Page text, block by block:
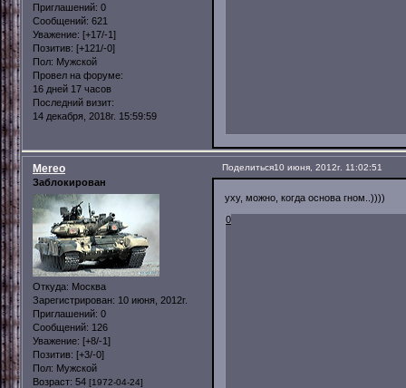
Приглашений: 0
Сообщений: 621
Уважение: [+17/-1]
Позитив: [+121/-0]
Пол: Мужской
Провел на форуме:
16 дней 17 часов
Последний визит:
14 декабря, 2018г. 15:59:59
Поделиться10 июня, 2012г. 11:02:51
Mereo
Заблокирован
Откуда: Москва
Зарегистрирован: 10 июня, 2012г.
Приглашений: 0
Сообщений: 126
Уважение: [+8/-1]
Позитив: [+3/-0]
Пол: Мужской
Возраст: 54 [1972-04-24]
уху, можно, когда основа гном..))))
0